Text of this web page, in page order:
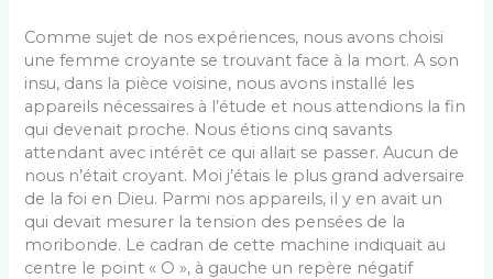
Comme sujet de nos expériences, nous avons choisi
une femme croyante se trouvant face à la mort. A son
insu, dans la pièce voisine, nous avons installé les
appareils nécessaires à l’étude et nous attendions la fin
qui devenait proche. Nous étions cinq savants
attendant avec intérêt ce qui allait se passer. Aucun de
nous n’était croyant. Moi j’étais le plus grand adversaire
de la foi en Dieu. Parmi nos appareils, il y en avait un
qui devait mesurer la tension des pensées de la
moribonde. Le cadran de cette machine indiquait au
centre le point « O », à gauche un repère négatif